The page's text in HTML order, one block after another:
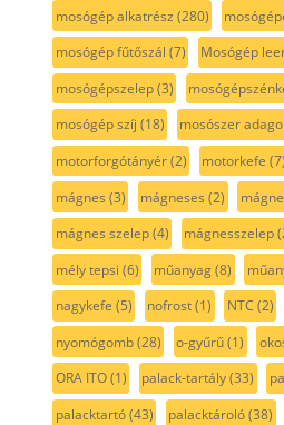
mosógép alkatrész (280)
mosógép fűtőszál (7) Mosógép
mosógépszelep(3)
mosógép szíj (18) mosószer
motorforgótányér(2) motorkefe (7)
mágnes (3) mágneses (2)
mágnes szelep(4) mágnesszelep
mély tepsi (6) műanyag(8)
nagykefe (5) nofrost(1) NTC (2)
nyomógomb(28) o-gyűrű(1)
ORA ITO(1) palack-tartály(33)
palacktartó(43) palacktároló(38)